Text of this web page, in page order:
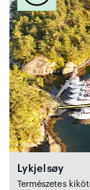
Lykjelsøy
Természetes